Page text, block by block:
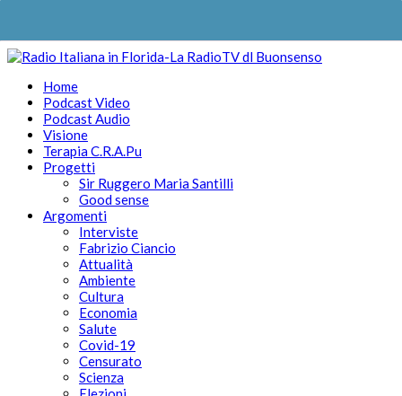
Home
Podcast Video
Podcast Audio
Visione
Terapia C.R.A.Pu
Progetti
Sir Ruggero Maria Santilli
Good sense
Argomenti
Interviste
Fabrizio Ciancio
Attualità
Ambiente
Cultura
Economia
Salute
Covid-19
Censurato
Scienza